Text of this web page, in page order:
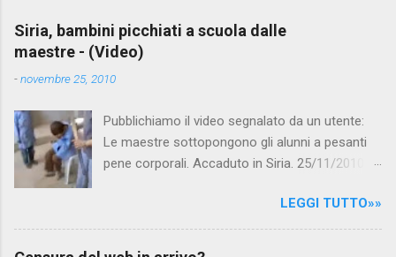
e
n
t
Siria, bambini picchiati a scuola dalle
maestre - (Video)
-novembre 25, 2010
Pubblichiamo il video segnalato da un utente:
Le maestre sottopongono gli alunni a pesanti
pene corporali. Accaduto in Siria. 25/11/2010
Canale 5 "Forum" si è interessato al caso,
interpellando prontamente l'ambasciata siriana,
per fare luce sulla vicenda: è emerso che il
LEGGI TUTTO»»